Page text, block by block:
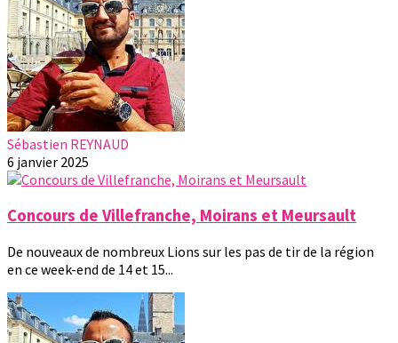
Sébastien REYNAUD
6 janvier 2025
Concours de Villefranche, Moirans et Meursault
De nouveaux de nombreux Lions sur les pas de tir de la région
en ce week-end de 14 et 15...